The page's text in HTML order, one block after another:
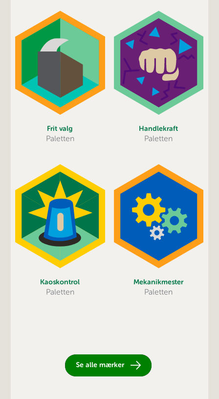
Frit valg
Paletten
Handlekraft
Paletten
Kaoskontrol
Paletten
Mekanikmester
Paletten
Se alle mærker